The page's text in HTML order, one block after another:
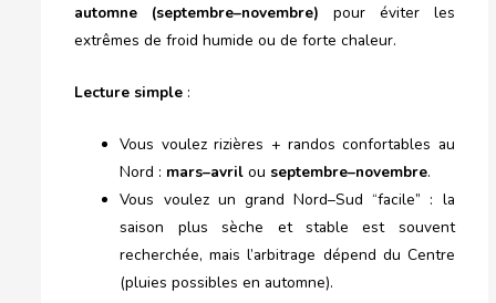
automne (septembre–novembre) pour éviter les
extrêmes de froid humide ou de forte chaleur.
Lecture simple :
Vous voulez rizières + randos confortables au
Nord : mars–avril ou septembre–novembre.
Vous voulez un grand Nord–Sud “facile” : la
saison plus sèche et stable est souvent
recherchée, mais l’arbitrage dépend du Centre
(pluies possibles en automne).